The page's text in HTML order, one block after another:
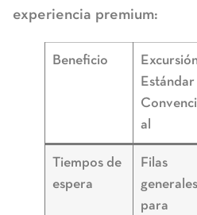
experiencia premium:
Beneficio
Estándar
al
Tiempos de
espera
Filas
generales
para